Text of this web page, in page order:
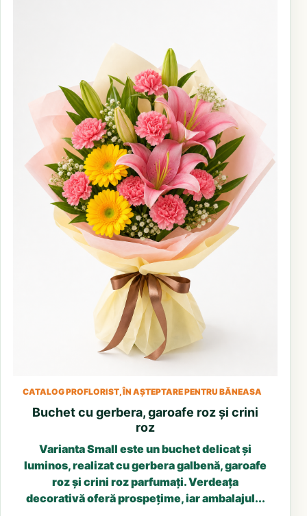
CATALOG PROFLORIST, ÎN AȘTEPTARE PENTRU BĂNEASA
Buchet cu gerbera, garoafe roz și crini
roz
Varianta Small este un buchet delicat și
luminos, realizat cu gerbera galbenă, garoafe
roz și crini roz parfumați. Verdeața
decorativă oferă prospețime, iar ambalajul...